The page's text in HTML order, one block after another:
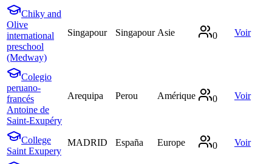
Chiky and
Olive
international
preschool
(Medway)
Singapour Singapour Asie 0 Voir
Colegio
peruano-
francés
Antoine de
Saint-Exupéry
Arequipa Perou Amérique 0 Voir
College
Saint Exupery
MADRID España Europe 0 Voir